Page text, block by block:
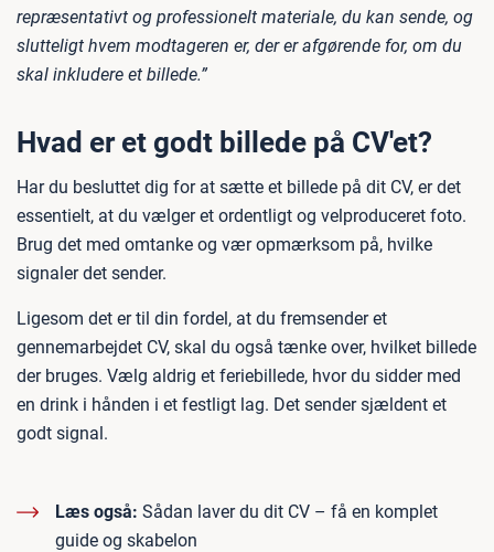
repræsentativt og professionelt materiale, du kan sende, og
slutteligt hvem modtageren er, der er afgørende for, om du
skal inkludere et billede.”
Hvad er et godt billede på CV'et?
Har du besluttet dig for at sætte et billede på dit CV, er det
essentielt, at du vælger et ordentligt og velproduceret foto.
Brug det med omtanke og vær opmærksom på, hvilke
signaler det sender.
Ligesom det er til din fordel, at du fremsender et
gennemarbejdet CV, skal du også tænke over, hvilket billede
der bruges. Vælg aldrig et feriebillede, hvor du sidder med
en drink i hånden i et festligt lag. Det sender sjældent et
godt signal.
Læs også: Sådan laver du dit CV – få en komplet
guide og skabelon